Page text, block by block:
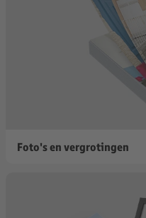
Foto's en vergrotingen